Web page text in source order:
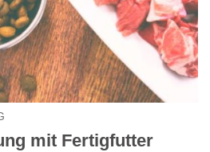
mit Fertigfutter